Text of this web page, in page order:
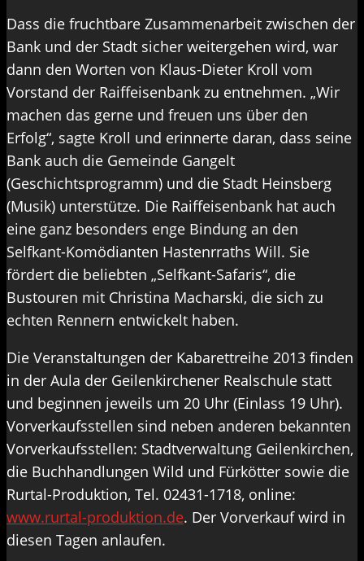
Dass die fruchtbare Zusammenarbeit zwischen der
Bank und der Stadt sicher weitergehen wird, war
dann den Worten von Klaus-Dieter Kroll vom
Vorstand der Raiffeisenbank zu entnehmen. „Wir
machen das gerne und freuen uns über den
Erfolg“, sagte Kroll und erinnerte daran, dass seine
Bank auch die Gemeinde Gangelt
(Geschichtsprogramm) und die Stadt Heinsberg
(Musik) unterstütze. Die Raiffeisenbank hat auch
eine ganz besonders enge Bindung an den
Selfkant-Komödianten Hastenrraths Will. Sie
fördert die beliebten „Selfkant-Safaris“, die
Bustouren mit Christina Macharski, die sich zu
echten Rennern entwickelt haben.
Die Veranstaltungen der Kabarettreihe 2013 finden
in der Aula der Geilenkirchener Realschule statt
und beginnen jeweils um 20 Uhr (Einlass 19 Uhr).
Vorverkaufsstellen sind neben anderen bekannten
Vorverkaufsstellen: Stadtverwaltung Geilenkirchen,
die Buchhandlungen Wild und Fürkötter sowie die
Rurtal-Produktion, Tel. 02431-1718, online:
www.rurtal-produktion.de. Der Vorverkauf wird in
diesen Tagen anlaufen.